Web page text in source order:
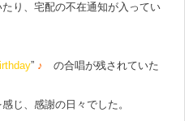
り、宅配の不在通知が入ってい
” ♪ の合唱が残されていた
じ、感謝の日々でした。